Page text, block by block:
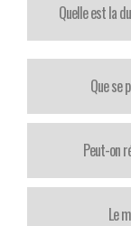
Quelle est la
Que se
Peut-on
Le